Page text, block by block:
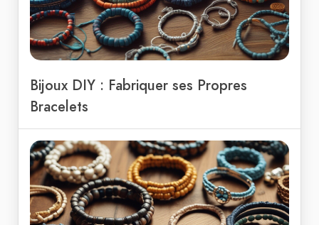
Bijoux DIY : Fabriquer ses Propres
Bracelets